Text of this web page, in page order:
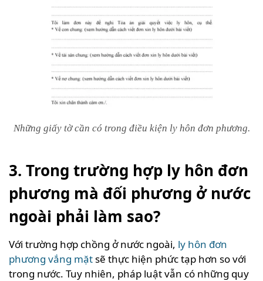
Những giấy tờ cần có trong điều kiện ly hôn đơn phương.
3. Trong trường hợp ly hôn đơn
phương mà đối phương ở nước
ngoài phải làm sao?
Với trường hợp chồng ở nước ngoài, ly hôn đơn
phương vắng mặtsẽ thực hiện phức tạp hơn so với
trong nước. Tuy nhiên, pháp luật vẫn có những quy